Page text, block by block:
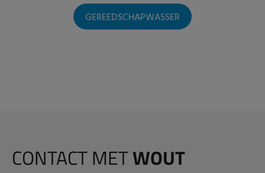
GEREEDSCHAPWASSER
CONTACT METWOUT